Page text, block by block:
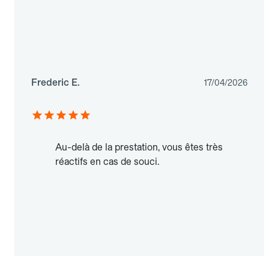
Frederic E. 17/04/2026
Au-delà de la prestation, vous êtes très
réactifs en cas de souci.